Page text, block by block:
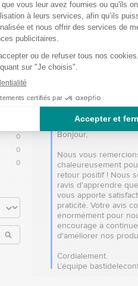
0
0
0
5/
Avis vérifié
Pratique grâce à la ceinture
Avis du 27/12/2025
, suite à
13/12/2025 parGERARD A.
Bonjour,
Nous vous
chaleureusement
retour positif ! Nous
ravis d'apprendre
vous apporte
praticité. Votre avis
énormément pour
encourage à
d'améliorer nos
Cordialement.
L’équipe